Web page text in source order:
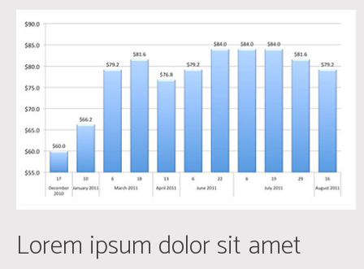
Lorem ipsum dolor sit amet